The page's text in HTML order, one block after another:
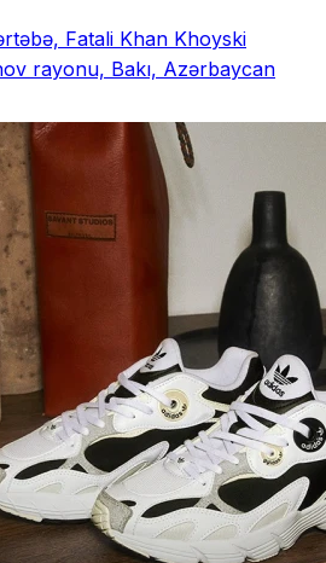
Fatali Khan Khoyski
rayonu, Bakı, Azərbaycan